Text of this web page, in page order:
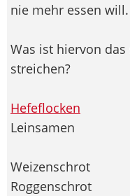
nie mehr essen will.
Was ist hiervon
streichen?
Hefeflocken
Leinsamen
Weizenschrot
Roggenschrot